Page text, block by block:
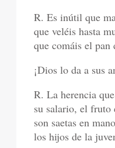
R. Es inútil que
que veléis hasta
que comáis el pan
¡Dios lo da a sus
R. La herencia
su salario, el fruto
son saetas en
los hijos de la